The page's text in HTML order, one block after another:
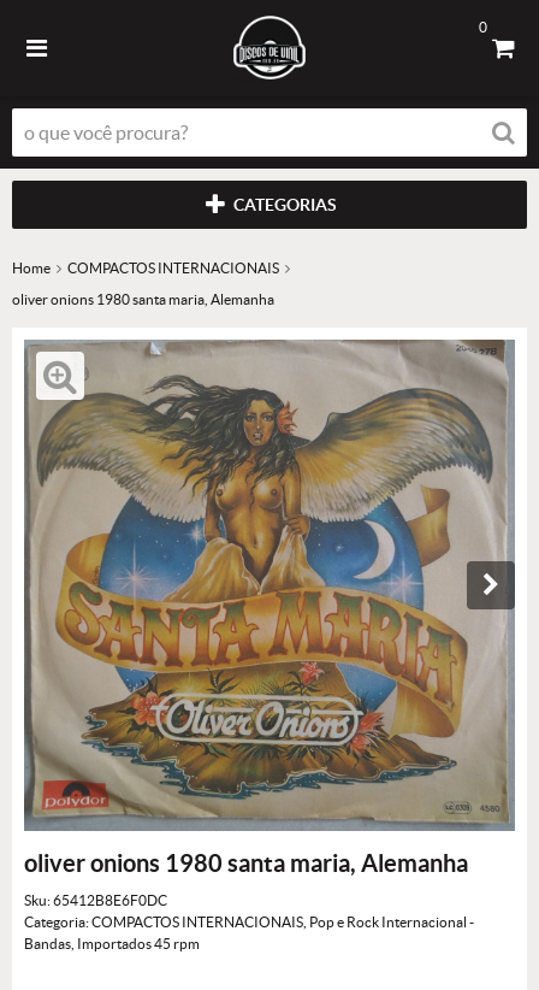
0
CATEGORIAS
Home
COMPACTOS INTERNACIONAIS
oliver onions 1980 santa maria, Alemanha
oliver onions 1980 santa maria, Alemanha
Sku:65412B8E6F0DC
Categoria:COMPACTOS INTERNACIONAIS Pop e Rock Internacional -
Bandas Importados 45 rpm